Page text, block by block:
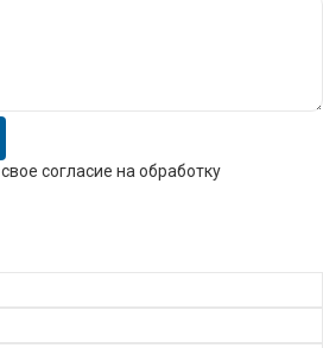
согласие на обработку